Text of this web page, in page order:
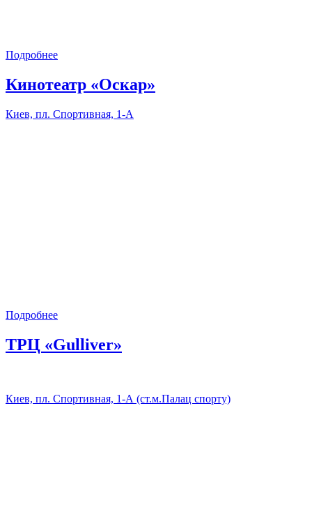
Подробнее
Кинотеатр «Оскар»
Киев, пл. Спортивная, 1-А
Подробнее
ТРЦ «Gulliver»
Киев, пл. Спортивная, 1-А (ст.м.Палац спорту)